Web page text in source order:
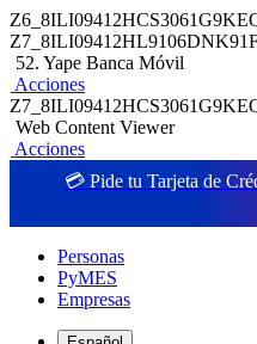
52. Yape Banca Móvil
Acciones
Web Content Viewer
Acciones
💳 Pide tu Tarjeta de
Personas
PyMES
Empresas